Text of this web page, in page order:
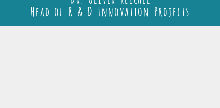
- Head of R & D Innovation Projects -